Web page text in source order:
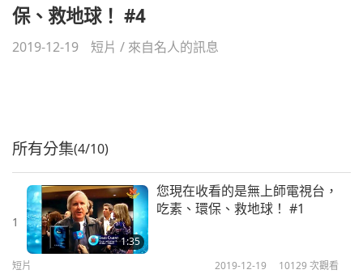
保、救地球！ #4
2019-12-19 短片 / 來自名人的訊息
所有分集(4/10)
1
1:35
您現在收看的是無上師電視台，
吃素、環保、救地球！ #1
短片 2019-12-19 10129 次觀看